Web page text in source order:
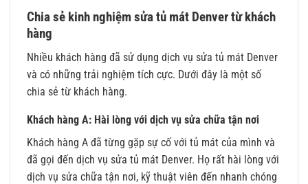
Chia sẻ kinh nghiệm sửa tủ mát Denver từ khách
hàng
Nhiều khách hàng đã sử dụng dịch vụ sửa tủ mát Denver
và có những trải nghiệm tích cực. Dưới đây là một số
chia sẻ từ khách hàng.
Khách hàng A: Hài lòng với dịch vụ sửa chữa tận nơi
Khách hàng A đã từng gặp sự cố với tủ mát của mình và
đã gọi đến dịch vụ sửa tủ mát Denver. Họ rất hài lòng với
dịch vụ sửa chữa tận nơi, kỹ thuật viên đến nhanh chóng